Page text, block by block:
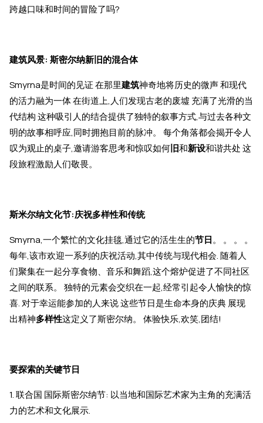
跨越口味和时间的冒险了吗?
建筑风景: 斯密尔纳新旧的混合体
Smyrna是时间的见证 在那里建筑神奇地将历史的微声 和现代
的活力融为一体 在街道上,人们发现古老的废墟 充满了光滑的当
代结构 这种吸引人的结合提供了独特的叙事方式,与过去各种文
明的故事相呼应,同时拥抱目前的脉冲。 每个角落都会揭开令人
叹为观止的桌子,邀请游客思考和惊叹如何 旧和新设和谐共处 这
段旅程激励人们敬畏。
斯米尔纳文化节:庆祝多样性和传统
Smyrna,一个繁忙的文化挂毯,通过它的活生生的节日。 。 。 。
每年,该市欢迎一系列的庆祝活动,其中传统与现代相会. 随着人
们聚集在一起分享食物、音乐和舞蹈,这个熔炉促进了不同社区
之间的联系。 独特的元素会交织在一起,经常引起令人愉快的惊
喜. 对于幸运能参加的人来说 这些节日是生命本身的庆典 展现
出精神多样性这定义了斯密尔纳。 体验快乐,欢笑,团结!
要探索的关键节日
1. 联合国 国际斯密尔纳节: 以当地和国际艺术家为主角的充满活
力的艺术和文化展示.